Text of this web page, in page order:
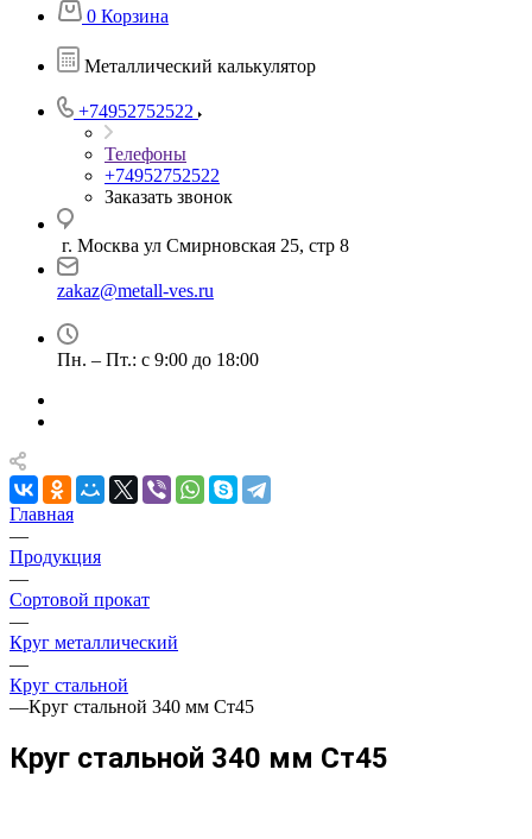
0 Корзина
Металлический калькулятор
+74952752522
Телефоны
+74952752522
Заказать звонок
г. Москва ул Смирновская 25, стр 8
zakaz@metall-ves.ru
Пн. – Пт.: с 9:00 до 18:00
Главная
—
Продукция
—
Сортовой прокат
—
Круг металлический
—
Круг стальной
—Круг стальной 340 мм Ст45
Круг стальной 340 мм Ст45